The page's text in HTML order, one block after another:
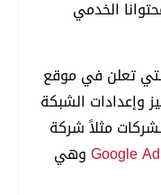
الخدمي
تعلن في موقع
وإعدادات الشبكة
مثلاً شركة
Googleوهي